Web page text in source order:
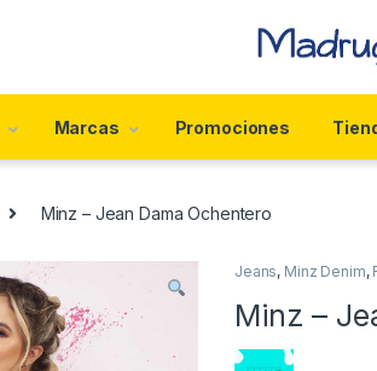
Marcas Promociones
Minz – Jean Dama Ochentero
Jeans, Minz Denim,
Minz –